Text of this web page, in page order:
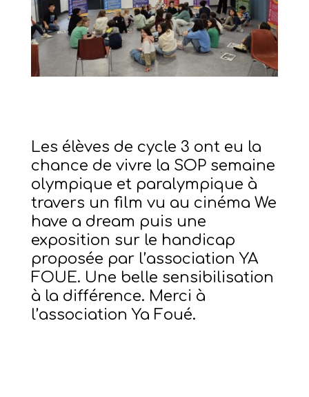
Les élèves de cycle 3 ont eu la
chance de vivre la SOP semaine
olympique et paralympique à
travers un film vu au cinéma We
have a dream puis une
exposition sur le handicap
proposée par l’association YA
FOUE. Une belle sensibilisation
à la différence. Merci à
l’association Ya Foué.